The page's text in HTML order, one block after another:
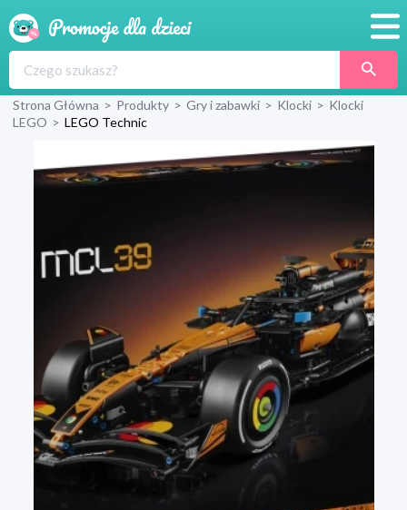
Produkty
Sklepy
Strona Główna > Produkty > Gry i zabawki > Klocki > Klocki
LEGO > LEGO Technic